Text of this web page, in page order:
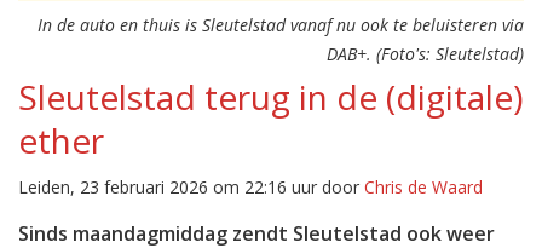
In de auto en thuis is Sleutelstad vanaf nu ook te beluisteren via
DAB+. (Foto's: Sleutelstad)
Sleutelstad terug in de (digitale)
ether
Leiden, 23 februari 2026 om 22:16 uur door Chris de Waard
Sinds maandagmiddag zendt Sleutelstad ook weer